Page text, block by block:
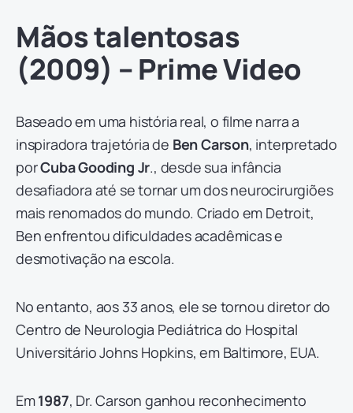
Mãos talentosas
(2009) – Prime Video
Baseado em uma história real, o filme narra a
inspiradora trajetória de Ben Carson, interpretado
porCuba Gooding Jr., desde sua infância
desafiadora até se tornar um dos neurocirurgiões
mais renomados do mundo. Criado em Detroit,
Ben enfrentou dificuldades acadêmicas e
desmotivação na escola.
No entanto, aos 33 anos, ele se tornou diretor do
Centro de Neurologia Pediátrica do Hospital
Universitário Johns Hopkins, em Baltimore, EUA.
Em1987, Dr. Carson ganhou reconhecimento